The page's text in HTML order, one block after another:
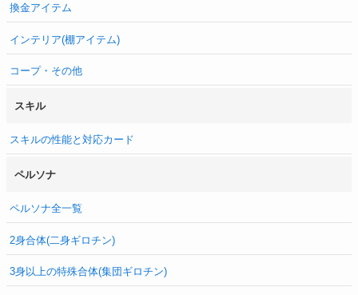
換金アイテム
インテリア(棚アイテム)
コープ・その他
スキル
スキルの性能と対応カード
ペルソナ
ペルソナ全一覧
2身合体(二身ギロチン)
3身以上の特殊合体(集団ギロチン)